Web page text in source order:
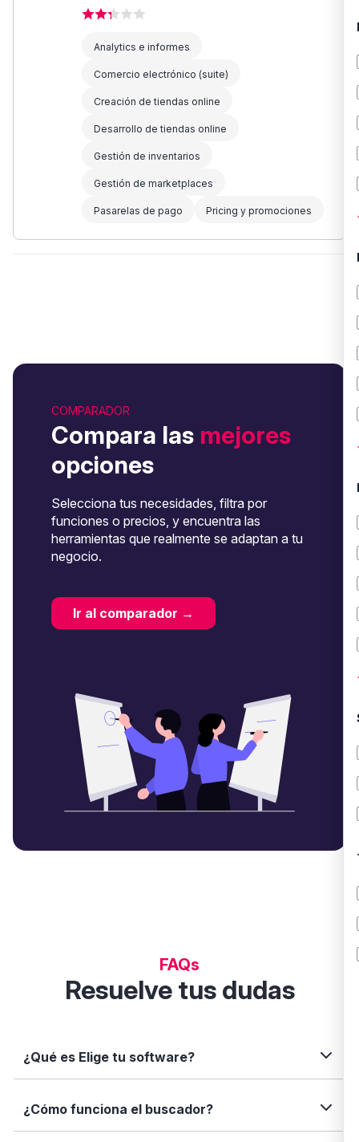
Analytics e informes
Comercio electrónico (suite)
Creación de tiendas online
Desarrollo de tiendas online
Gestión de inventarios
Gestión de marketplaces
Pasarelas de pago Pricing y promociones
COMPARADOR
Compara las mejores
opciones
Selecciona tus necesidades, filtra por
funciones o precios, y encuentra las
herramientas que realmente se adaptan a tu
negocio.
Ir al comparador →
FAQs
Resuelve tus dudas
¿Qué es Elige tu software?
Elige tu software es una plataforma independiente
que te permite descubrir, comparar y analizar
soluciones digitales para tu negocio. Te ayudamos
¿Cómo funciona el buscador?